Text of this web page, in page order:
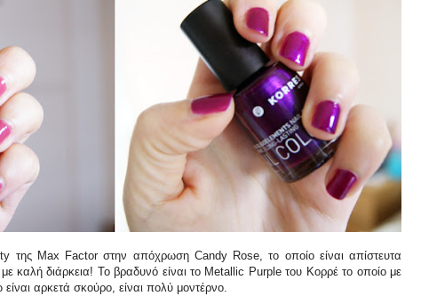
της Max Factor στην απόχρωση Candy Rose, το οποίο είναι απίστευτα
καλή διάρκεια! Το βραδυνό είναι το Metallic Purple του Κορρέ το οποίο με
είναι αρκετά σκούρο, είναι πολύ μοντέρνο.